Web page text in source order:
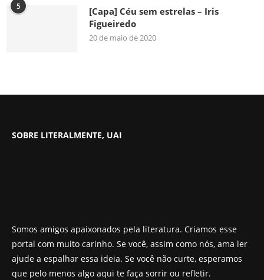
5
[Capa] Céu sem estrelas – Iris
Figueiredo
20 de maio de 2020
SOBRE LITERALMENTE, UAI
Somos amigos apaixonados pela literatura. Criamos esse
portal com muito carinho. Se você, assim como nós, ama ler
ajude a espalhar essa ideia. Se você não curte, esperamos
que pelo menos algo aqui te faça sorrir ou refletir.